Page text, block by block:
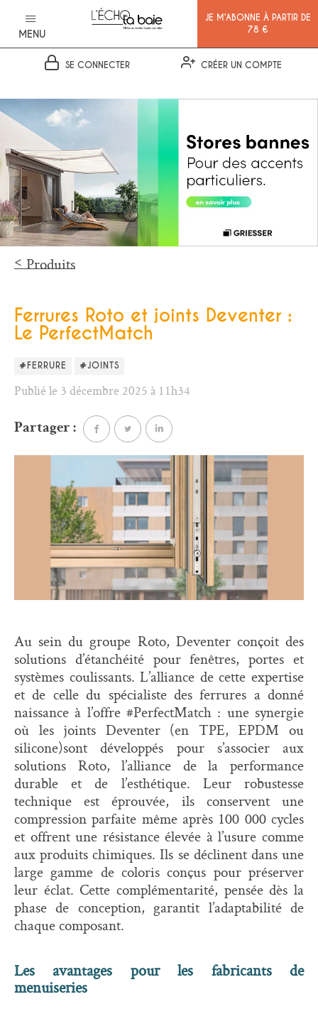
MENU
JE M’ABONNE À PARTIR DE
78 €
SE CONNECTER CRÉER UN COMPTE
Produits
Ferrures Roto et joints Deventer :
Le PerfectMatch
#FERRURE #JOINTS
Publié le 3 décembre 2025 à 11h34
Partager :
Au sein du groupe Roto, Deventer conçoit des
solutions d’étanchéité pour fenêtres, portes et
systèmes coulissants. L’alliance de cette expertise
et de celle du spécialiste des ferrures a donné
naissance à l’offre #PerfectMatch : une synergie
où les joints Deventer (en TPE, EPDM ou
silicone)sont développés pour s’associer aux
solutions Roto, l’alliance de la performance
durable et de l’esthétique. Leur robustesse
technique est éprouvée, ils conservent une
compression parfaite même après 100 000 cycles
et offrent une résistanceélevée à l’usure comme
aux produits chimiques.Ils se déclinent dans une
large gamme de coloris conçus pour préserver
leur éclat. Cette complémentarité, pensée dès la
phase de conception, garantit l’adaptabilité de
chaque composant.
Les avantages pour les fabricants de
menuiseries